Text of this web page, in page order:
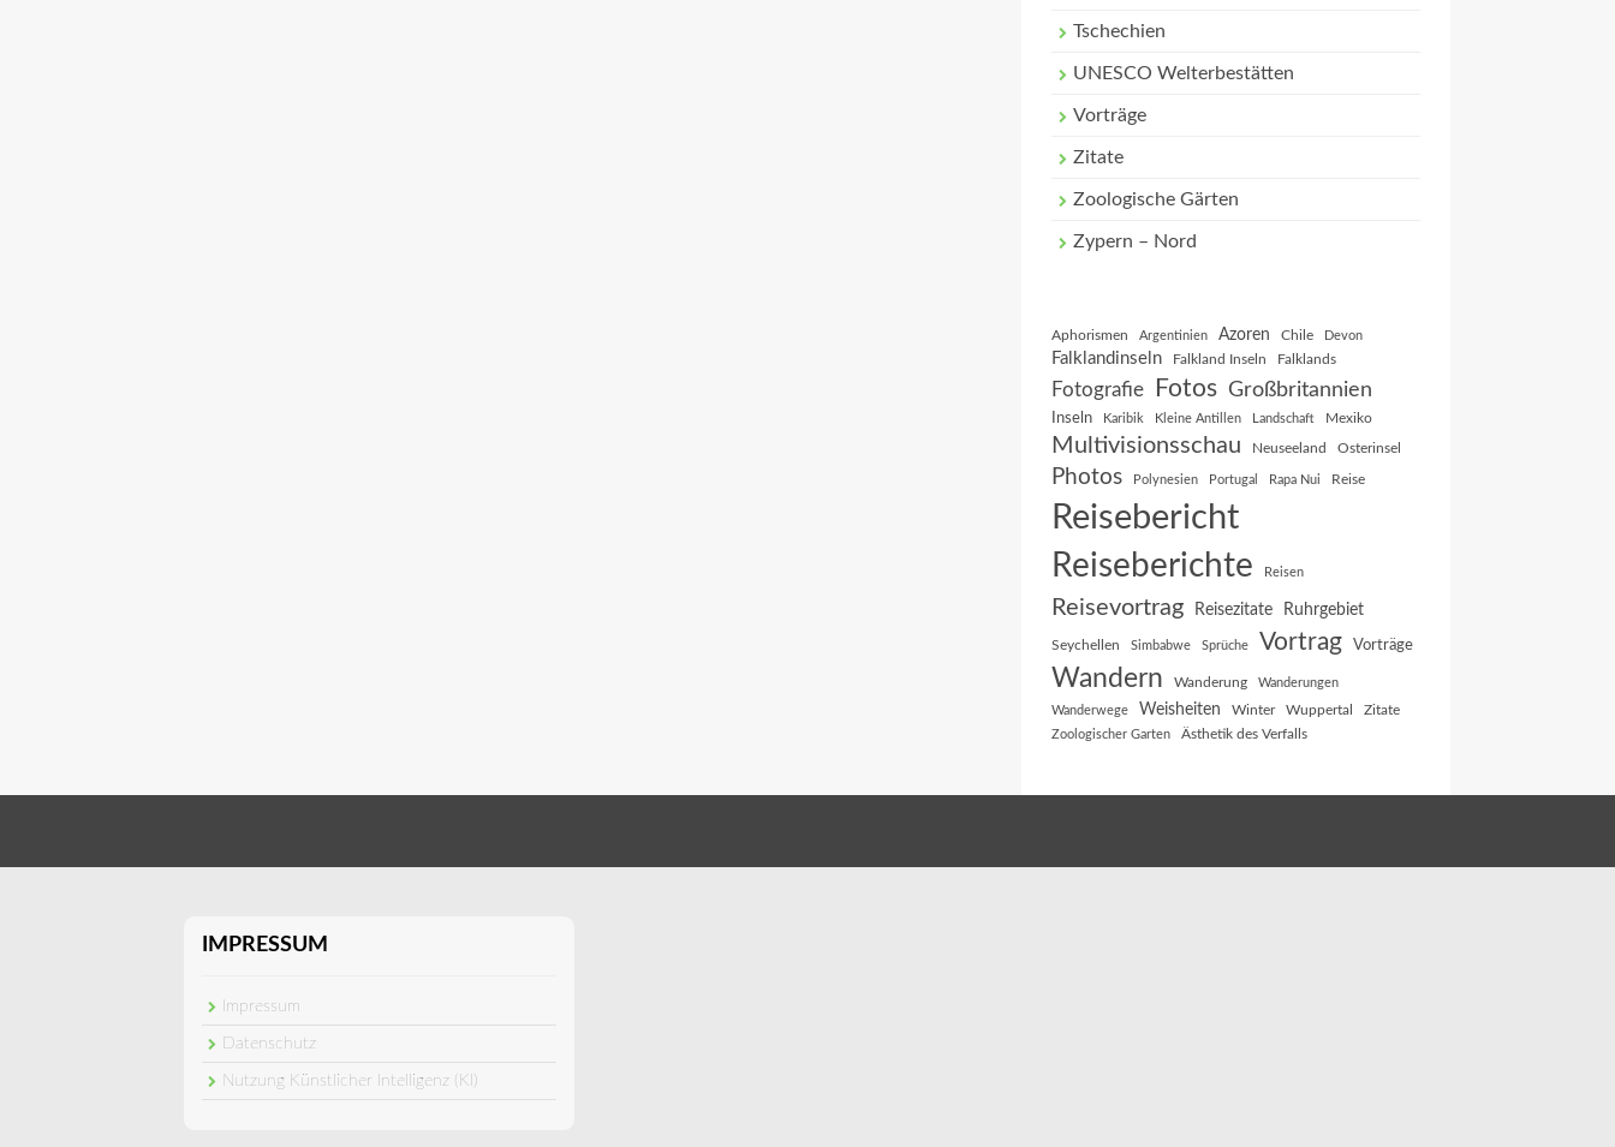
Tschechien
UNESCO Welterbestätten
Vorträge
Zitate
Zoologische Gärten
Zypern – Nord
Aphorismen Argentinien Azoren Chile Devon
Falklandinseln Falkland Inseln Falklands
Fotografie Fotos Großbritannien
Inseln Karibik Kleine Antillen Landschaft Mexiko
Multivisionsschau Neuseeland Osterinsel
Photos Polynesien Portugal Rapa Nui Reise
Reisebericht
Reiseberichte Reisen
Reisevortrag Reisezitate Ruhrgebiet
Seychellen Simbabwe Sprüche Vortrag Vorträge
Wandern Wanderung Wanderungen
Wanderwege Weisheiten Winter Wuppertal Zitate
Zoologischer Garten Ästhetik des Verfalls
IMPRESSUM
Impressum
Datenschutz
Nutzung Künstlicher Intelligenz (KI)